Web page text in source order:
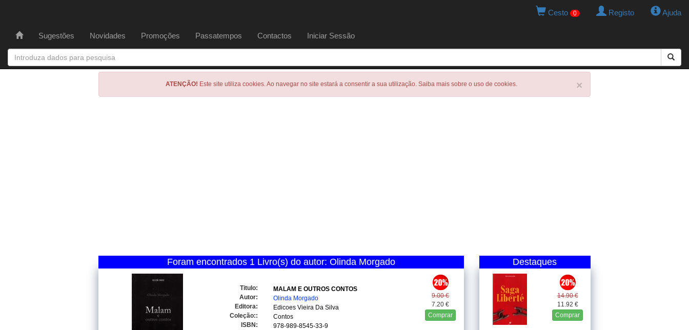
Cesto 0 Registo Ajuda
Sugestões Novidades Promoções Passatempos Contactos Iniciar Sessão
×
ATENÇÃO! Este site utiliza cookies. Ao navegar no site estará a consentir a sua utilização. Saiba mais sobre o uso de cookies.
Foram encontrados 1 Livro(s) do autor: Olinda Morgado
9.00 €
7.20 €
Comprar
Titulo:
MALAM E OUTROS CONTOS
Autor:
Olinda Morgado
Editora:
Edicoes Vieira Da Silva
Coleção::
Contos
ISBN:
978-989-8545-33-9
Destaques
14.90 €
11.92 €
Comprar